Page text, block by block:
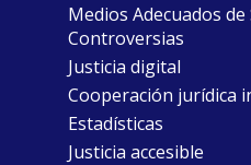
Medios Adecuados
Controversias
Justicia digital
Cooperación jurídica
Estadísticas
Justicia accesible